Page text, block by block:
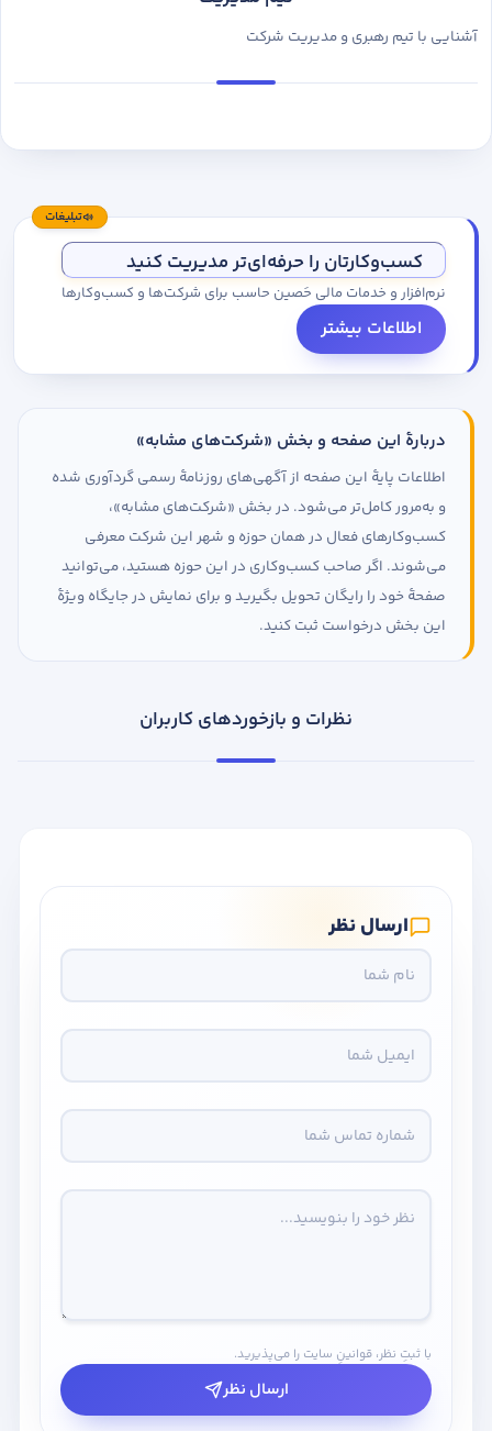
آشنایی با تیم رهبری و مدیریت شرکت
تبلیغات
کسب‌وکارتان را حرفه‌ای‌تر مدیریت کنید
نرم‌افزار و خدمات مالی حَصین حاسب برای شرکت‌ها و کسب‌وکارها
اطلاعات بیشتر
دربارهٔ این صفحه و بخش «شرکت‌های مشابه»
اطلاعات پایهٔ این صفحه از آگهی‌های روزنامهٔ رسمی گردآوری شده
و به‌مرور کامل‌تر می‌شود. در بخش «شرکت‌های مشابه»،
کسب‌وکارهای فعال در همان حوزه و شهر این شرکت معرفی
می‌شوند. اگر صاحب کسب‌وکاری در این حوزه هستید، می‌توانید
صفحهٔ خود را رایگان تحویل بگیرید و برای نمایش در جایگاه ویژهٔ
این بخش درخواست ثبت کنید.
نظرات و بازخوردهای کاربران
ارسال نظر
با ثبتِ نظر، قوانینِ سایت را می‌پذیرید.
ارسال نظر